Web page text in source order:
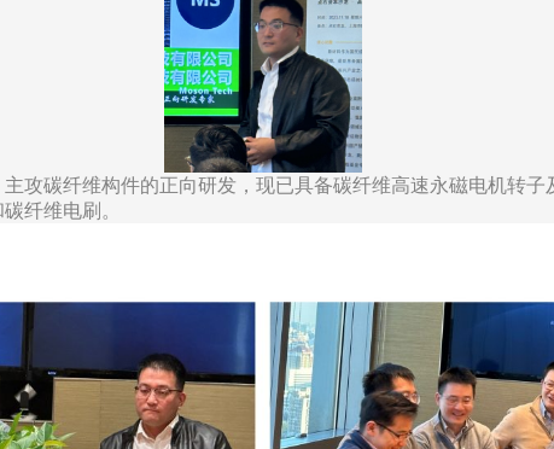
攻碳纤维构件的正向研发，现已具备碳纤维高速永磁电机转
纤维电刷。